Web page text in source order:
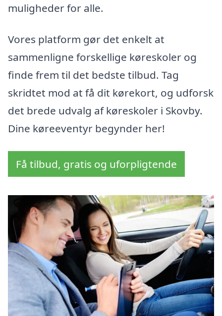
muligheder for alle.
Vores platform gør det enkelt at
sammenligne forskellige køreskoler og
finde frem til det bedste tilbud. Tag
skridtet mod at få dit kørekort, og udforsk
det brede udvalg af køreskoler i Skovby.
Dine køreeventyr begynder her!
Få tilbud, gratis og uforpligtende